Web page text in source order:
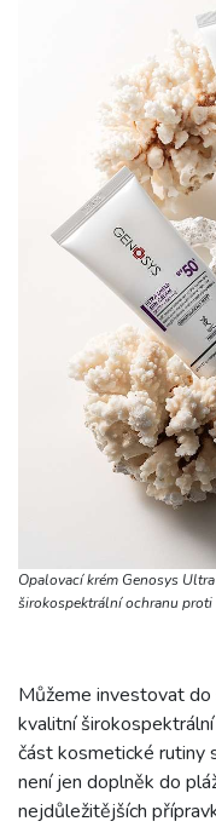
Opalovací krém Genosys
širokospektrální ochranu proti
Můžeme investovat
kvalitní
část kosmetické rutiny
není jen doplněk do
nejdůležitějších